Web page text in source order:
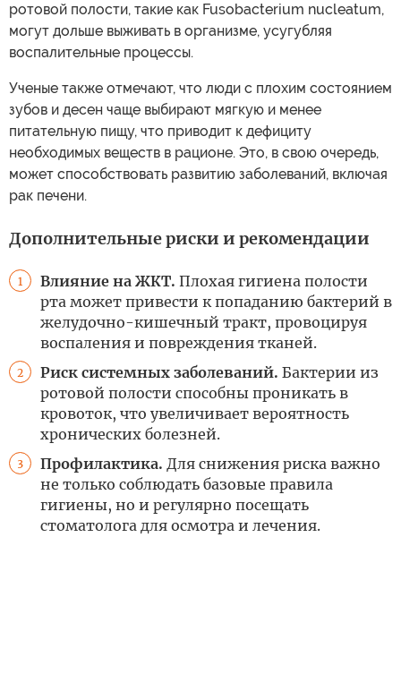
ротовой полости, такие как Fusobacterium nucleatum,
могут дольше выживать в организме, усугубляя
воспалительные процессы.
Ученые также отмечают, что люди с плохим состоянием
зубов и десен чаще выбирают мягкую и менее
питательную пищу, что приводит к дефициту
необходимых веществ в рационе. Это, в свою очередь,
может способствовать развитию заболеваний, включая
рак печени.
Дополнительные риски и рекомендации
1 Влияние на ЖКТ. Плохая гигиена полости
рта может привести к попаданию бактерий в
желудочно-кишечный тракт, провоцируя
воспаления и повреждения тканей.
2 Риск системных заболеваний. Бактерии из
ротовой полости способны проникать в
кровоток, что увеличивает вероятность
хронических болезней.
3 Профилактика. Для снижения риска важно
не только соблюдать базовые правила
гигиены, но и регулярно посещать
стоматолога для осмотра и лечения.